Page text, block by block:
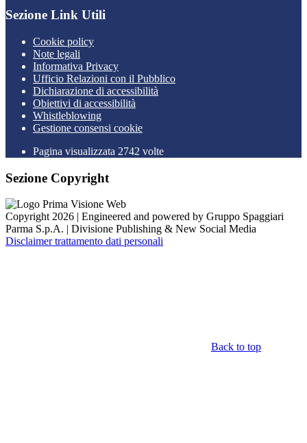
Sezione Link Utili
Cookie policy
Note legali
Informativa Privacy
Ufficio Relazioni con il Pubblico
Dichiarazione di accessibilità
Obiettivi di accessibilità
Whistleblowing
Gestione consensi cookie
Pagina visualizzata 2742 volte
Sezione Copyright
Copyright 2026 | Engineered and powered by Gruppo Spaggiari
Parma S.p.A. | Divisione Publishing & New Social Media
Disclaimer trattamento dati personali
Back to top